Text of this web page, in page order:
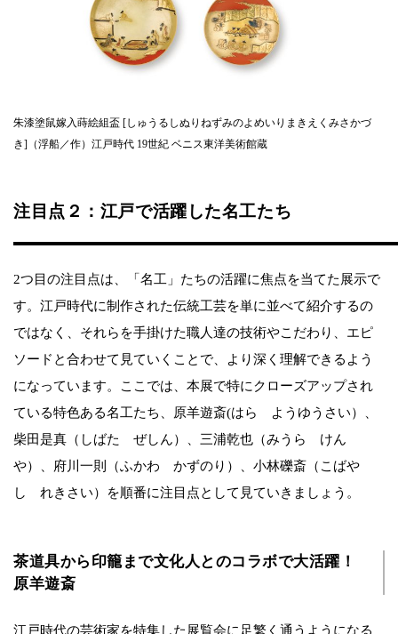
朱漆塗鼠嫁入蒔絵組盃 [しゅうるしぬりねずみのよめいりまきえくみさかづ
き]（浮船／作）江戸時代 19世紀 ベニス東洋美術館蔵
注目点２：江戸で活躍した名工たち
2つ目の注目点は、「名工」たちの活躍に焦点を当てた展示で
す。江戸時代に制作された伝統工芸を単に並べて紹介するの
ではなく、それらを手掛けた職人達の技術やこだわり、エピ
ソードと合わせて見ていくことで、より深く理解できるよう
になっています。ここでは、本展で特にクローズアップされ
ている特色ある名工たち、原羊遊斎(はら ようゆうさい）、
柴田是真（しばた ぜしん）、三浦乾也（みうら けん
や）、府川一則（ふかわ かずのり）、小林礫斎（こばや
し れきさい）を順番に注目点として見ていきましょう。
茶道具から印籠まで文化人とのコラボで大活躍！
原羊遊斎
江戸時代の芸術家を特集した展覧会に足繁く通うようになる